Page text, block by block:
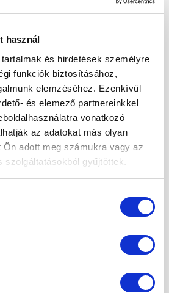
használ
és hirdetések személyre
funkciók biztosításához,
elemzéséhez. Ezenkívül
és elemező partnereinkkel
vonatkozó
az adatokat más olyan
adott meg számukra vagy az
szolgáltatásokból gyűjtöttek.
anyag a szervezetben.
az
a fehérje-,
anyagcseréhez, számos
és a
előállításában. Vas
nem lenne képes eljutni
a vas kellő mennyiségű
hatása komplex.
Az
befolyásolásán keresztül a
egyes hormonok (főként